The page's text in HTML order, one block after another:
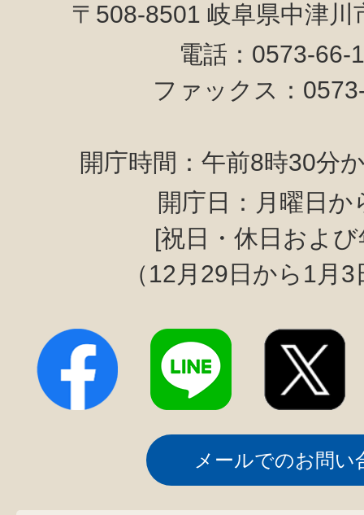
〒508-8501 岐阜県中津
電話：0573-
ファックス：
開庁時間：午前8時30分
開庁日：月曜日か
[祝日・休日およ
（12月29日から1月
メールでのお問い